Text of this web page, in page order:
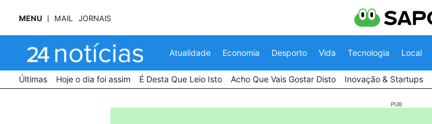
MENU MAIL JORNAIS
Atualidade Economia Desporto Vida Tecnologia Local
Últimas Hoje o dia foi assim É Desta Que Leio Isto Acho Que Vais Gostar Disto Inovação & Startups